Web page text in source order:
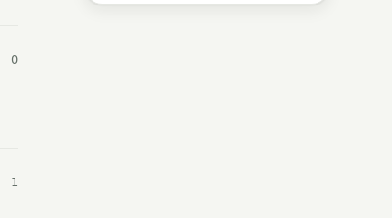
0
1